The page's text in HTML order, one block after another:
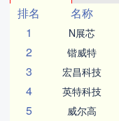
排名
名称
1
N展芯
2 锴威特
3 宏昌科技
4 英特科技
5 威尔高